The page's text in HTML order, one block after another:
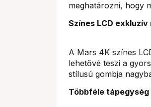
meghatározni, hogy
Színes LCD
A Mars 4K színes
lehetővé teszi a
stílusú gombja
Többféle tápegység